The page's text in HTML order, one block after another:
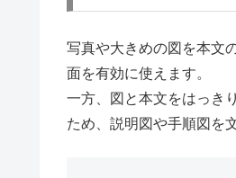
写真や大きめの図を本文
面を有効に使えます。
一方、図と本文をはっき
ため、説明図や手順図を